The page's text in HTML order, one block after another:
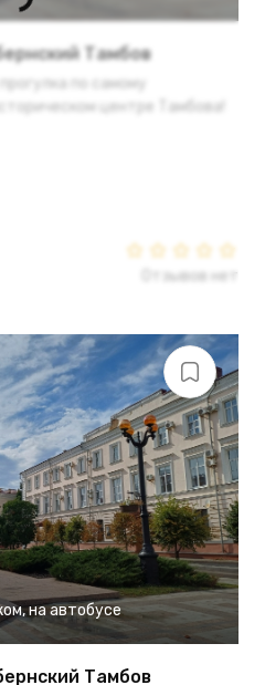
Тамбов
по самому
центре Тамбова!
Отзывов нет
, на автобусе
Тамбов